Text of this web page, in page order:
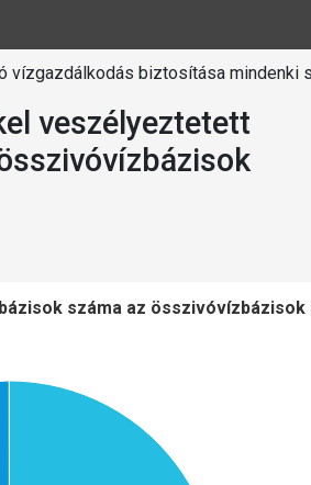
vízgazdálkodás biztosítása mindenki
veszélyeztetett
száma az összivóvízbázisok